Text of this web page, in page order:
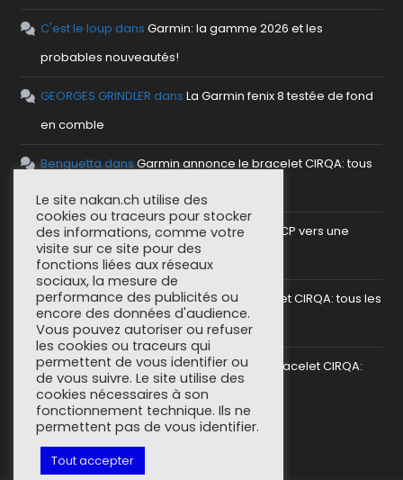
C'est le loup dansGarmin: la gamme 2026 et les
probables nouveautés!
GEORGES GRINDLER dansLa Garmin fenix 8 testée de fond
en comble
Benguetta dansGarmin annonce le bracelet CIRQA: tous
les détails
anthodansMettre en place un serveur MCP vers une
plateforme sportive
SoCorsudans Garmin annonce le bracelet CIRQA: tous les
détails
greg (nakan)dansGarmin annonce le bracelet CIRQA:
tous les détails
Le site nakan.ch utilise des
cookies ou traceurs pour stocker
des informations, comme votre
visite sur ce site pour des
fonctions liées aux réseaux
sociaux, la mesure de
performance des publicités ou
encore des données d'audience.
Vous pouvez autoriser ou refuser
les cookies ou traceurs qui
permettent de vous identifier ou
de vous suivre. Le site utilise des
cookies nécessaires à son
fonctionnement technique. Ils ne
permettent pas de vous identifier.
Tout accepter